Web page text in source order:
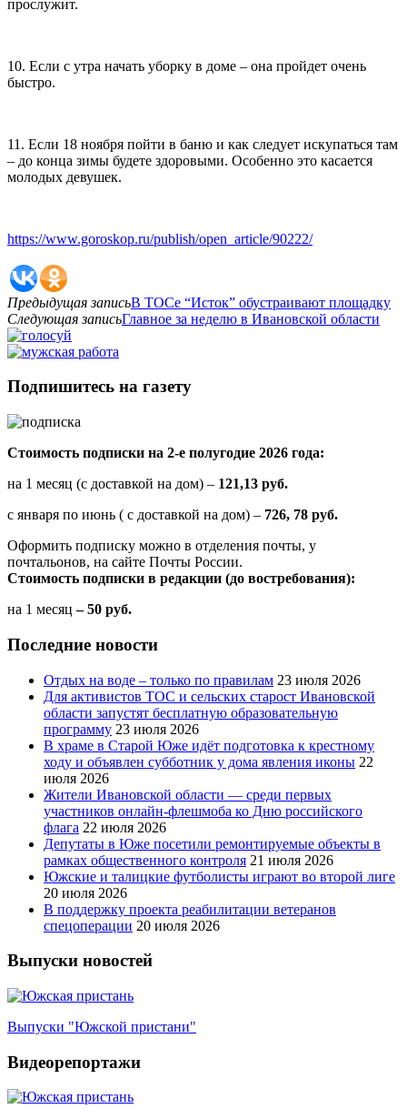
прослужит.
10. Если с утра начать уборку в доме – она пройдет очень
быстро.
11. Если 18 ноября пойти в баню и как следует искупаться там
– до конца зимы будете здоровыми. Особенно это касается
молодых девушек.
https://www.goroskop.ru/publish/open_article/90222/
Предыдущая записьВ ТОСе “Исток” обустраивают площадку
Следующая записьГлавное за неделю в Ивановской области
Подпишитесь на газету
Стоимость подписки на 2-е полугодие 2026 года:
на 1 месяц (с доставкой на дом) – 121,13 руб.
с января по июнь ( с доставкой на дом) – 726, 78 руб.
Оформить подписку можно в отделения почты, у
почтальонов, на сайте Почты России.
Стоимость подписки в редакции (до востребования):
на 1 месяц – 50 руб.
Последние новости
Отдых на воде – только по правилам 23 июля 2026
Для активистов ТОС и сельских старост Ивановской
области запустят бесплатную образовательную
программу 23 июля 2026
В храме в Старой Юже идёт подготовка к крестному
ходу и объявлен субботник у дома явления иконы 22
июля 2026
Жители Ивановской области — среди первых
участников онлайн-флешмоба ко Дню российского
флага 22 июля 2026
Депутаты в Юже посетили ремонтируемые объекты в
рамках общественного контроля 21 июля 2026
Южские и талицкие футболисты играют во второй лиге
20 июля 2026
В поддержку проекта реабилитации ветеранов
спецоперации 20 июля 2026
Выпуски новостей
Выпуски "Южской пристани"
Видеорепортажи